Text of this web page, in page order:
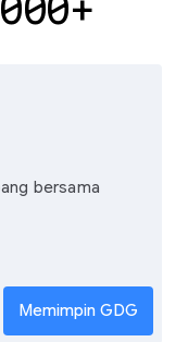
bersama
Memimpin GDG